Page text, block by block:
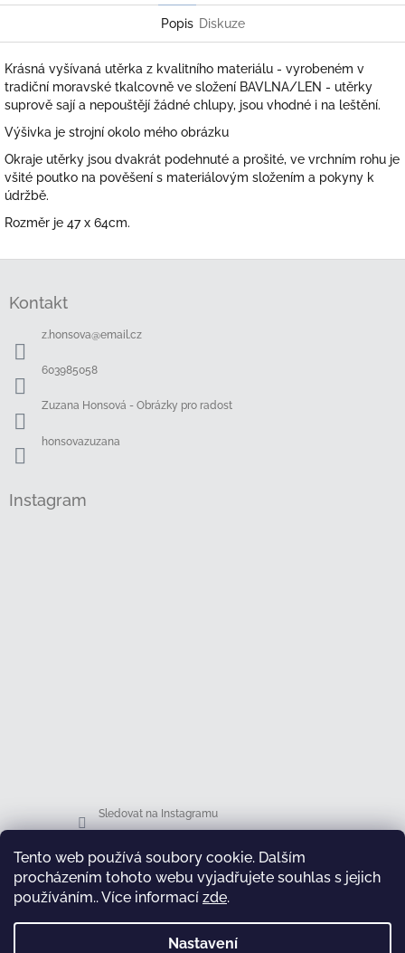
Tento web používá soubory cookie. Dalším
procházením tohoto webu vyjadřujete souhlas s jejich
používáním.. Více informací zde.
Nastavení
Popis Diskuze
Krásná vyšívaná utěrka z kvalitního materiálu - vyrobeném v
tradiční moravské tkalcovně ve složení BAVLNA/LEN - utěrky
suprově sají a nepouštějí žádné chlupy, jsou vhodné i na leštění.
Výšivka je strojní okolo mého obrázku
Okraje utěrky jsou dvakrát podehnuté a prošité, ve vrchním rohu je
všité poutko na pověšení s materiálovým složením a pokyny k
údržbě.
Rozměr je 47 x 64cm.
Kontakt
z.honsova@email.cz
603985058
Zuzana Honsová - Obrázky pro radost
honsovazuzana
Instagram
Sledovat na Instagramu
Facebook
test